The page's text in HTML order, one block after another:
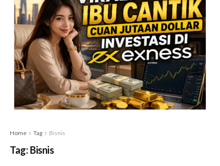
Home Tag Bisnis
Tag: Bisnis